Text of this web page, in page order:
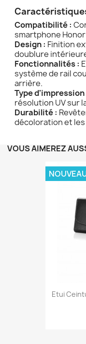
Compatibilité :
smartphone Honor
Design : Finition
doublure
Fonctionnalités :
système de rail
arrière.
Type d'impression
résolution UV sur
Durabilité :
décoloration et
VOUS AIMEREZ
Etui